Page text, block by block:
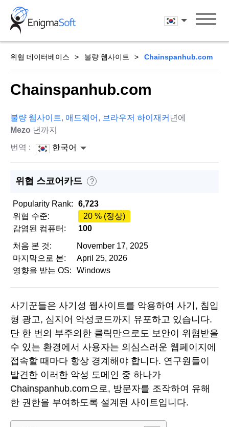
Skip
content
한국어
위협 데이터베이스 불량 웹사이트 Chainspanhub.com
Chainspanhub.com
불량 웹사이트, 애드웨어 , 브라우저 하이재커 년에
Mezo 년까지
번역 :
한국어
위협 스코어카드 ?
Popularity Rank:
6,723
위협 수준:
20 % (정상)
감염된 컴퓨터:
100
처음 본 것:
November 17, 2025
마지막으로 본:
April 25, 2026
영향을 받는 OS:
Windows
사기꾼들은 사기성 웹사이트를 악용하여 사기, 침입
형 광고, 심지어 악성코드까지 유포하고 있습니다.
단 한 번의 부주의한 클릭만으로도 보안이 위협받을
수 있는 환경에서 사용자는 의심스러운 웹페이지에
접속할 때마다 항상 경계해야 합니다. 연구원들이
발견한 이러한 악성 도메인 중 하나가
Chainspanhub.com으로, 방문자를 조작하여 유해
한 권한을 부여하도록 설계된 사이트입니다.